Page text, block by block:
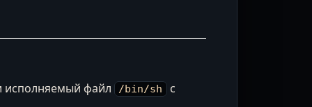
исполняемый файл /bin/sh с